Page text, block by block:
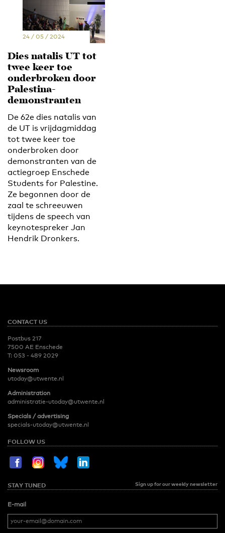
24 / 05 / 2024
Dies natalis UT tot
twee keer toe
onderbroken door
Palestina-
demonstranten
De 62e dies natalis van
de UT is vrijdagmiddag
tot twee keer toe
onderbroken door
demonstranten van de
actiegroep Enschede
Students for Palestine.
Ze begonnen door de
zaal te schreeuwen
tijdens de speech van
keynotespreker Jan
Hendrik Dronkers.
CONTACT US
Postbus 217
7500 AE Enschede
T: 053 - 489 2029
Newsroom
utoday@utwente.nl
Administration
administratie-utoday@utwente.nl
Specials / advertising
specials-utoday@utwente.nl
FOLLOW US
STAY TUNED Sign up for our weekly newsletter
E-mail